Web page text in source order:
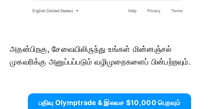
அதன்பிறகு, சேவையிலிருந்து உங்கள் மின்னஞ்சல்
முகவரிக்கு அனுப்பப்படும் வழிமுறைகளைப் பின்பற்றவும்.
பதிவு Olymptrade & இலவச $10,000 பெறவும்